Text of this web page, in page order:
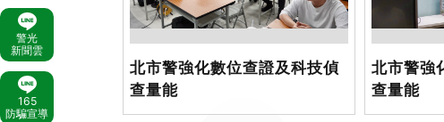
北市警強化數位查證及科技偵
查量能
北市警強
查量能
警光
新聞雲
165
防騙宣導